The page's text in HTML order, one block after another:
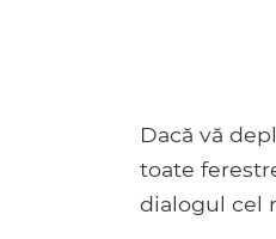
Dacă vă
toate
dialogul cel